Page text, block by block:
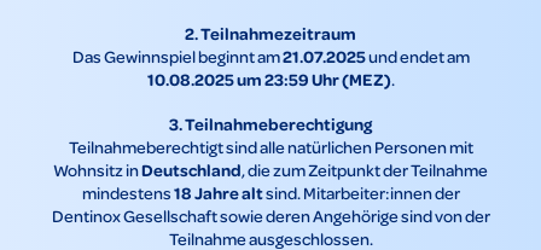
2. Teilnahmezeitraum
Das Gewinnspiel beginnt am21.07.2025und endet am
10.08.2025 um 23:59 Uhr (MEZ).
3. Teilnahmeberechtigung
Teilnahmeberechtigt sind alle natürlichen Personen mit
Wohnsitz inDeutschland, die zum Zeitpunkt der Teilnahme
mindestens18 Jahre altsind. Mitarbeiter:innen der
Dentinox Gesellschaft sowie deren Angehörige sind von der
Teilnahme ausgeschlossen.